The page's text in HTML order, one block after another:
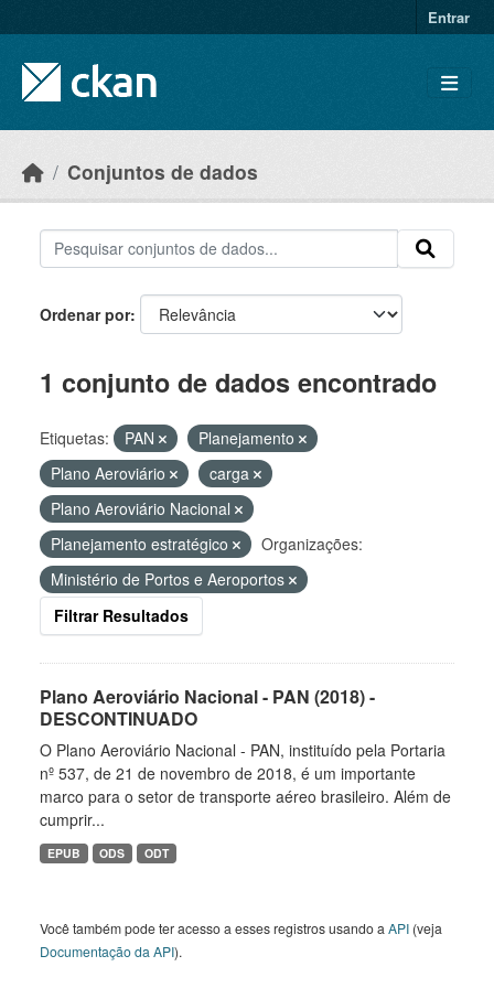
Entrar
Conjuntos de dados
Ordenar por
1 conjunto de dados encontrado
Etiquetas: PAN
Planejamento
Plano Aeroviário
carga
Plano Aeroviário Nacional
Planejamento estratégico
Organizações:
Ministério de Portos e Aeroportos
Filtrar Resultados
Plano Aeroviário Nacional - PAN (2018) -
DESCONTINUADO
O Plano Aeroviário Nacional - PAN, instituído pela Portaria
nº 537, de 21 de novembro de 2018, é um importante
marco para o setor de transporte aéreo brasileiro. Além de
cumprir...
EPUB ODS ODT
Você também pode ter acesso a esses registros usando a API (veja
Documentação da API).